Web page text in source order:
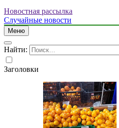
Новостная рассылка
Случайные новости
Меню
Найти:
Заголовки